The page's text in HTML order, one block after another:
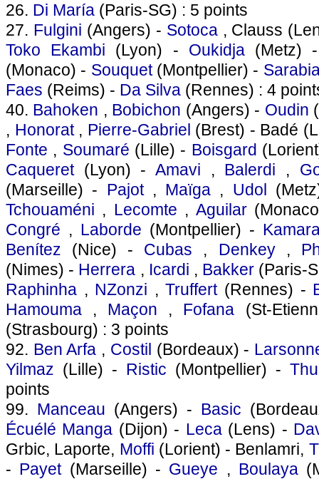
26. Di María (Paris-SG) : 5 points
27. Fulgini (Angers) - Sotoca, Clauss
Toko Ekambi (Lyon) - Oukidja(Metz)
(Monaco) - Souquet(Montpellier) -
Faes (Reims) - Da Silva (Rennes) : 4
40. Bahoken , Bobichon (Angers) - Oudin
, Honorat, Pierre-Gabriel (Brest) - Badé
Fonte , Soumaré (Lille) - Boisgard
Caqueret(Lyon) - Amavi , Balerdi ,
(Marseille) - Pajot, Maïga , Udol
Tchouaméni , Lecomte , Aguilar
Congré , Laborde (Montpellier) -
Benítez (Nice) - Cubas , Denkey,
(Nimes) - Herrera , Icardi , Bakker (Paris-
Raphinha , NZonzi ,Truffert(Rennes) -
Hamouma , Maçon , Fofana (St-
(Strasbourg) : 3 points
92. Ben Arfa , Costil (Bordeaux) -
Yilmaz (Lille) - Ristic (Montpellier) -
points
99. Manceau (Angers) - Basic
Écuélé Manga (Dijon) - Leca(Lens) -
Grbic, Laporte, Moffi (Lorient) - Benlamri,
- Payet(Marseille) - Gueye , Boulaya